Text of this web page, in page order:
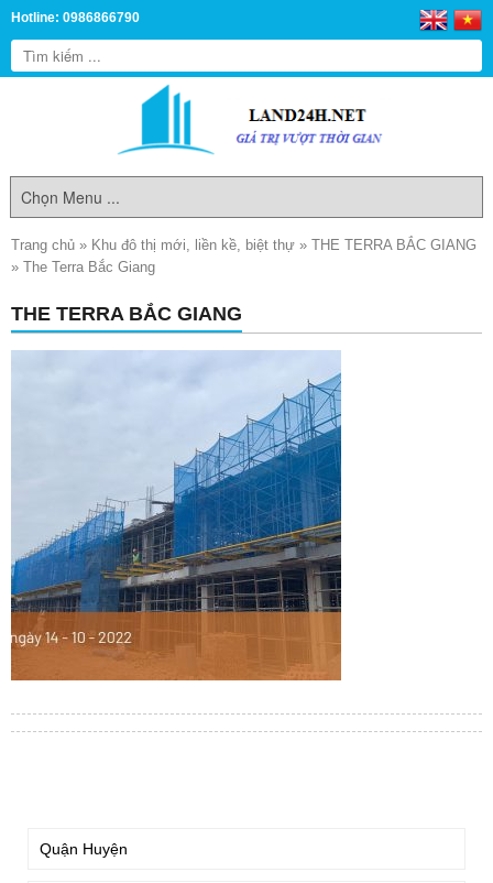
Hotline: 0986866790
Trang chủ » Khu đô thị mới, liền kề, biệt thự » THE TERRA BẮC GIANG
» The Terra Bắc Giang
THE TERRA BẮC GIANG